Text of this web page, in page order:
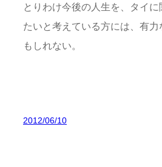
とりわけ今後の人生を、タイ
たいと考えている方には、有
もしれない。
2012/06/10